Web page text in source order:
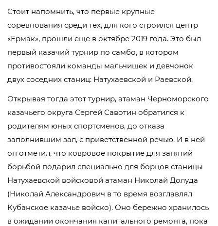
Стоит напомнить, что первые крупные
соревнования среди тех, для кого строился центр
«Ермак», прошли еще в октябре 2019 года. Это был
первый казачий турнир по самбо, в котором
противостояли команды мальчишек и девчонок
двух соседних станиц: Натухаевской и Раевской.
Открывая тогда этот турнир, атаман Черноморского
казачьего округа Сергей Савотин обратился к
родителям юных спортсменов, до отказа
заполнившим зал, с приветственной речью. И в ней
он отметил, что ковровое покрытие для занятий
борьбой подарил специально для борцов станицы
Натухаевской войсковой атаман Николай Долуда
(Николай Александрович в то время возглавлял
Кубанское казачье войско). Оно бережно хранилось
в ожидании окончания капитального ремонта, пока